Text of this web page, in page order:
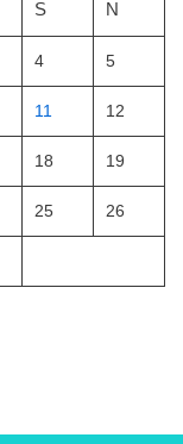
S N
4 5
11 12
18 19
25 26